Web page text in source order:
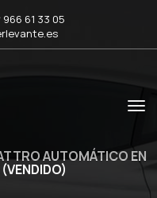
61 33 05
AUTOMÁTICO EN